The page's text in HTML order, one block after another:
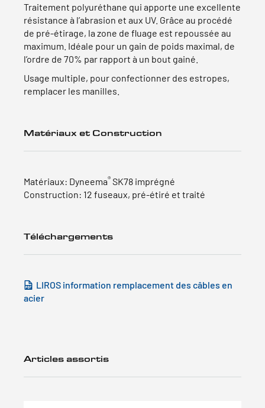
Traitement polyuréthane qui apporte une excellente
résistance à l’abrasion et aux UV. Grâce au procédé
de pré-étirage, la zone de fluage est repoussée au
maximum. Idéale pour un gain de poids maximal, de
l’ordre de 70% par rapport à un bout gainé.
Usage multiple, pour confectionner des estropes,
remplacer les manilles.
Matériaux et Construction
Matériaux: Dyneema® SK78 imprégné
Construction: 12 fuseaux, pré-étiré et traité
Téléchargements
LIROS information remplacement des câbles en
acier
Articles assortis